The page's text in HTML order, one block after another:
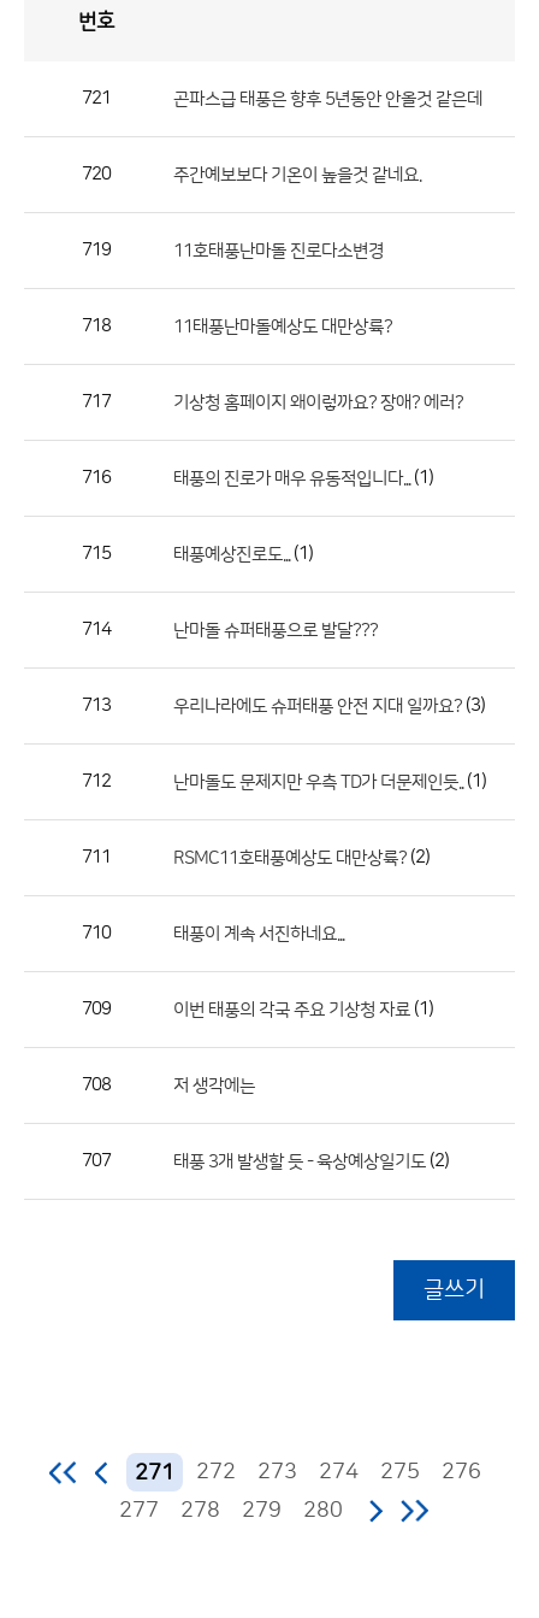
론
호,
록
공
번호
721 곤파스급 태풍은 향후 5년동안 안올것 같은데
720 주간예보보다 기온이 높을것 같네요.
719 11호태풍난마돌 진로다소변경
718 11태풍난마돌예상도 대만상륙?
717 기상청 홈페이지 왜이렇까요? 장애? 에러?
716 태풍의 진로가 매우 유동적입니다... (1)
715 태풍예상진로도... (1)
714 난마돌 슈퍼태풍으로 발달???
713 우리나라에도 슈퍼태풍 안전 지대 일까요? (3)
712 난마돌도 문제지만 우측 TD가 더문제인듯.. (1)
711 RSMC11호태풍예상도 대만상륙? (2)
710 태풍이 계속 서진하네요...
709 이번 태풍의 각국 주요 기상청 자료 (1)
708 저 생각에는
707 태풍 3개 발생할 듯 - 육상예상일기도 (2)
글쓰기
271 272 273 274 275
276
277
278 279 280